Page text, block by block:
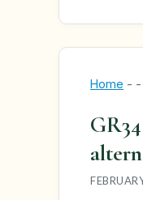
Home - -